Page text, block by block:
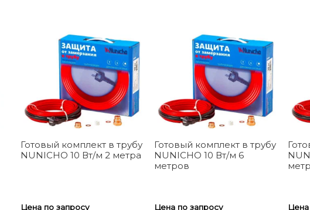
Готовый комплект в трубу
NUNICHO 10 Вт/м 2 метра
Цена по запросу
Готовый комплект в трубу
NUNICHO 10 Вт/м 6
метров
Цена по запросу